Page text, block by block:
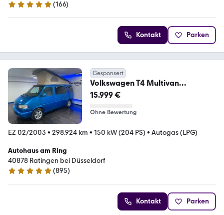
4.9 Sterne (166)
Kontakt Parken
Gesponsert
Volkswagen T4 Multivan
Aufstelldach 2.8 V6 Aut. LPG NAV
15.999 €
Ohne Bewertung
EZ 02/2003 • 298.924 km • 150 kW (204 PS) • Autogas (LPG)
Autohaus am Ring
40878 Ratingen bei Düsseldorf
4.8 Sterne
(895)
Kontakt Parken